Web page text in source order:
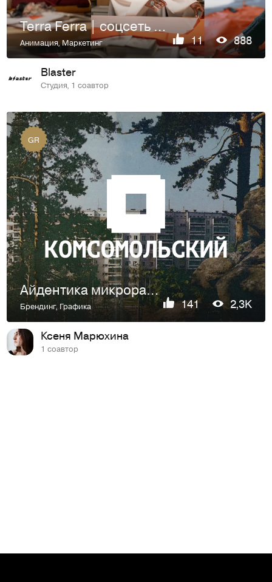
Terra Ferra | соцсеть для фэшн-дизайнеров
Анимация,Маркетинг 11 888
Blaster
Студия, 1 соавтор
GR
Айдентика микрорайона Комсомольский (ЖБИ)
Брендинг,Графика 141 2,3K
Ксеня Марюхина
1 соавтор